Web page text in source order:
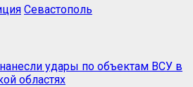
Севастополь
удары по объектам ВСУ в
областях